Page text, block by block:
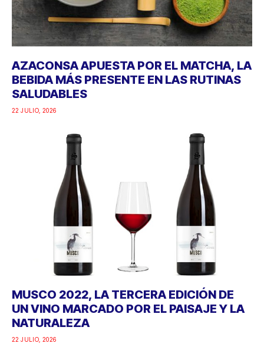
AZACONSA APUESTA POR EL MATCHA, LA
BEBIDA MÁS PRESENTE EN LAS RUTINAS
SALUDABLES
22 JULIO, 2026
MUSCO 2022, LA TERCERA EDICIÓN DE
UN VINO MARCADO POR EL PAISAJE Y LA
NATURALEZA
22 JULIO, 2026